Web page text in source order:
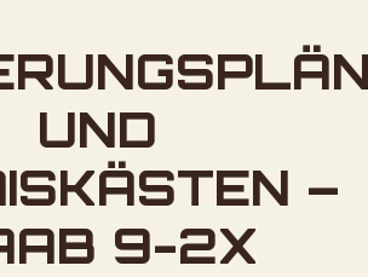
UND
–
9-2X